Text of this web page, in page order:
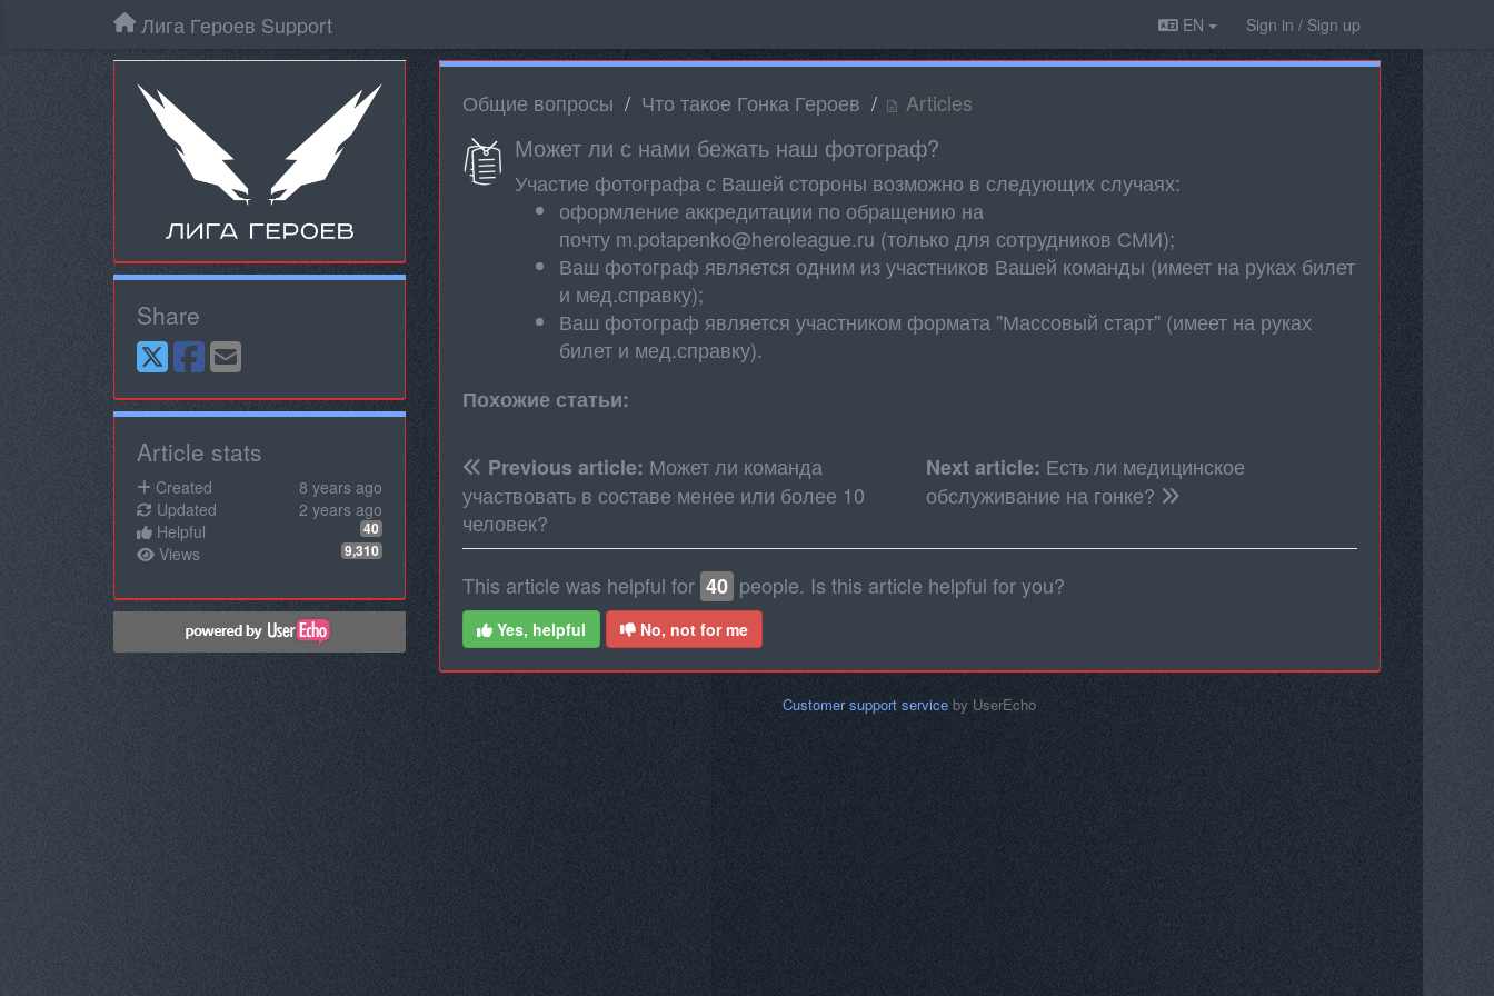
Лига Героев Support EN Sign in / Sign up
Share
Article stats
8 years ago
Created
2 years ago
Updated
40
Helpful
9,310
Views
Общие вопросы Что такое Гонка Героев Articles
Может ли с нами бежать наш фотограф?
Участие фотографа с Вашей стороны возможно в следующих случаях:
оформление аккредитации по обращению на
почту m.potapenko@heroleague.ru (только для сотрудников СМИ);
Ваш фотограф является одним из участников Вашей команды (имеет на руках билет
и мед.справку);
Ваш фотограф является участником формата "Массовый старт" (имеет на руках
билет и мед.справку).
Похожие статьи:
Previous article: Может ли команда
участвовать в составе менее или более 10
человек?
Next article: Есть ли медицинское
обслуживание на гонке?
This article was helpful for 40 people. Is this article helpful for you?
Yes, helpful No, not for me
Customer support service by UserEcho